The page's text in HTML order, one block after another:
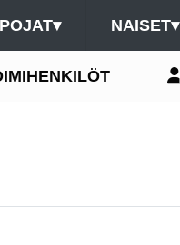
POJAT▾ NAISET▾